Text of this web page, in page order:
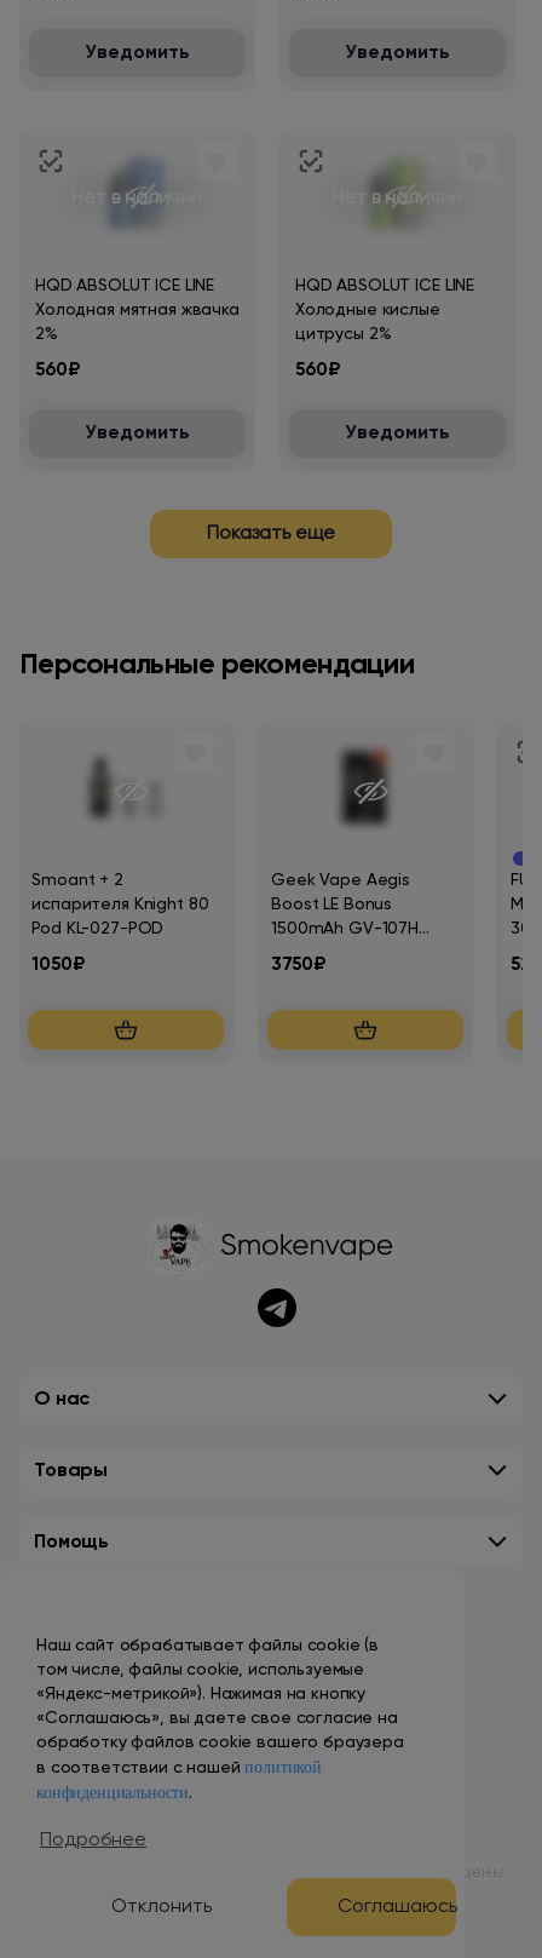
Наш сайт обрабатывает файлы cookie (в
том числе, файлы cookie, используемые
«Яндекс-метрикой»). Нажимая на кнопку
«Соглашаюсь», вы даете свое согласие на
обработку файлов cookie вашего браузера
в соответствии с нашейполитикой
конфиденциальности.
Подробнее
Отклонить Соглашаюсь
Уведомить Уведомить
Нет в наличии
HQD ABSOLUT ICE LINE
Холодная мятная жвачка
2%
560₽
Уведомить
Нет в наличии
HQD ABSOLUT ICE LINE
Холодные кислые
цитрусы 2%
560₽
Уведомить
Показать еще
Персональные рекомендации
Smoant + 2
испарителя Knight 80
Pod KL-027-POD
1050₽
Geek Vape Aegis
Boost LE Bonus
1500mAh GV-107H
Радужный
3750₽
О нас
Товары
Помощь
+7 (495) 149-10-99
promo@smokenvape.su
пн-пт: 9:00 – 18:00
сб-вс: выходной
© 1998 – 2024 ООО «Табак Вэйп Сити». Все права защищены.
Разработка и продвижение сайта